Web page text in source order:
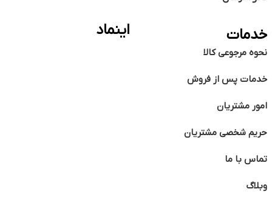
خدمات
نحوه مرجوعی کالا
خدمات پس از فروش
امور مشتریان
حریم شخصی مشتریان
تماس با ما
وبلاگ
اینماد